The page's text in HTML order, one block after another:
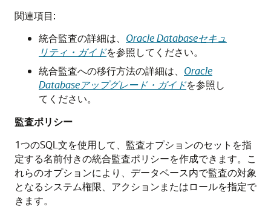
関連項目:
統合監査の詳細は、 Oracle Databaseセキュ
リティ・ガイドを参照してください。
統合監査への移行方法の詳細は、 Oracle
Databaseアップグレード・ガイドを参照し
てください。
監査ポリシー
1つのSQL文を使用して、監査オプションのセットを指
定する名前付きの統合監査ポリシーを作成できます。こ
れらのオプションにより、データベース内で監査の対象
となるシステム権限、アクションまたはロールを指定で
きます。